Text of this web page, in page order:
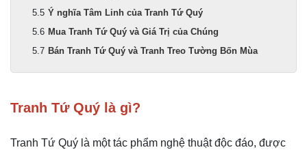
Ý nghĩa Tâm Linh của Tranh Tứ Quý
Mua Tranh Tứ Quý và Giá Trị của Chúng
Bán Tranh Tứ Quý và Tranh Treo Tường Bốn Mùa
Tranh Tứ Quý là gì?
Tranh Tứ Quý là một tác phẩm nghệ thuật độc đáo, được